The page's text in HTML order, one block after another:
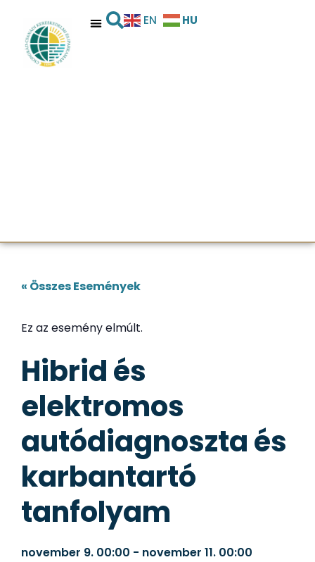
EN HU
« Összes Események
Ez az esemény elmúlt.
Hibrid és
elektromos
autódiagnoszta és
karbantartó
tanfolyam
november 9. 00:00 - november 11. 00:00